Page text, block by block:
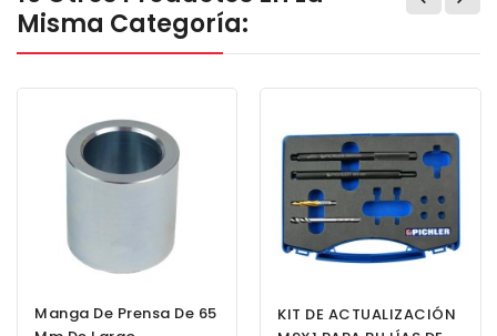
Misma Categoría:
Manga De Prensa De 65
KIT DE ACTUALIZACIÓN